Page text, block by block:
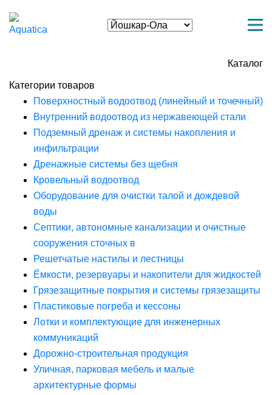
Каталог
Категории товаров
Поверхностный водоотвод (линейный и точечный)
Внутренний водоотвод из нержавеющей стали
Подземный дренаж и системы накопления и
инфильтрации
Дренажные системы без щебня
Кровельный водоотвод
Оборудование для очистки талой и дождевой
воды
Септики, автономные канализации и очистные
сооружения сточных в
Решетчатые настилы и лестницы
Ёмкости, резервуары и накопители для жидкостей
Грязезащитные покрытия и системы грязезащиты
Пластиковые погреба и кессоны
Лотки и комплектующие для инженерных
коммуникаций
Дорожно-строительная продукция
Уличная, парковая мебель и малые
архитектурные формы